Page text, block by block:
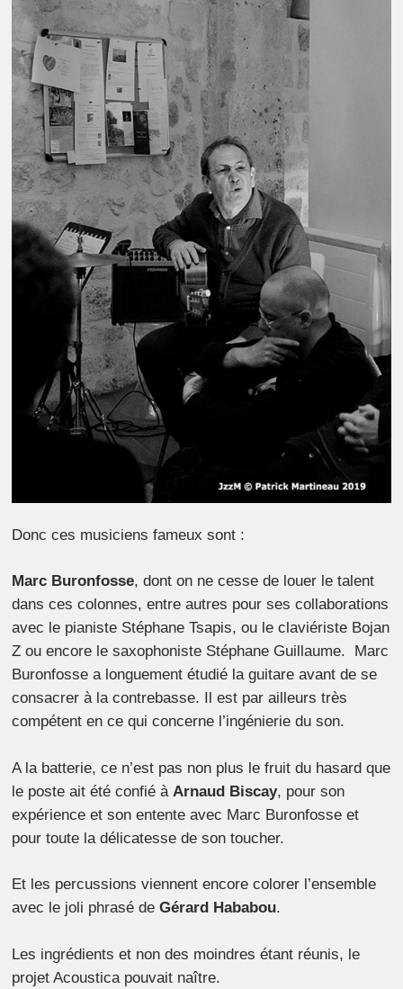
Donc ces musiciens fameux sont :
Marc Buronfosse, dont on ne cesse de louer le talent
dans ces colonnes, entre autres pour ses collaborations
avec le pianiste Stéphane Tsapis, ou le claviériste Bojan
Z ou encore le saxophoniste Stéphane Guillaume. Marc
Buronfosse a longuement étudié la guitare avant de se
consacrer à la contrebasse. Il est par ailleurs très
compétent en ce qui concerne l’ingénierie du son.
A la batterie, ce n’est pas non plus le fruit du hasard que
le poste ait été confié àArnaud Biscay, pour son
expérience et son entente avec Marc Buronfosse et
pour toute la délicatesse de son toucher.
Et les percussions viennent encore colorer l’ensemble
avec le joli phrasé deGérard Hababou.
Les ingrédients et non des moindres étant réunis, le
projet Acoustica pouvait naître.